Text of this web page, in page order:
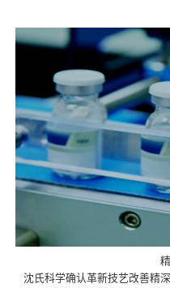
沈氏科学确认革新技艺改善精